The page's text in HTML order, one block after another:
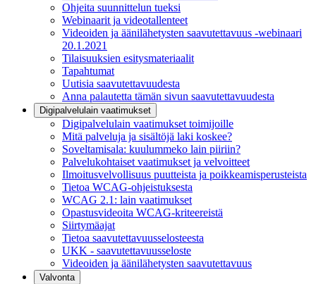
Ohjeita suunnittelun tueksi
Webinaarit ja videotallenteet
Videoiden ja äänilähetysten saavutettavuus -webinaari
20.1.2021
Tilaisuuksien esitysmateriaalit
Tapahtumat
Uutisia saavutettavuudesta
Anna palautetta tämän sivun saavutettavuudesta
Digipalvelulain vaatimukset
Digipalvelulain vaatimukset toimijoille
Mitä palveluja ja sisältöjä laki koskee?
Soveltamisala: kuulummeko lain piiriin?
Palvelukohtaiset vaatimukset ja velvoitteet
Ilmoitusvelvollisuus puutteista ja poikkeamisperusteista
Tietoa WCAG-ohjeistuksesta
WCAG 2.1: lain vaatimukset
Opastusvideoita WCAG-kriteereistä
Siirtymäajat
Tietoa saavutettavuusselosteesta
UKK - saavutettavuusseloste
Videoiden ja äänilähetysten saavutettavuus
Valvonta